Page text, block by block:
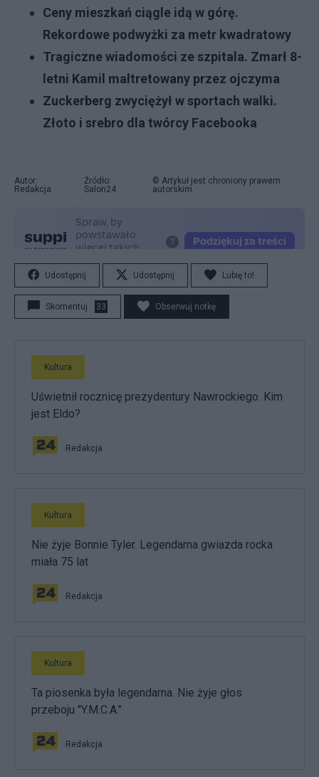
Ceny mieszkań ciągle idą w górę.
Rekordowe podwyżki za metr kwadratowy
Tragiczne wiadomości ze szpitala. Zmarł 8-
letni Kamil maltretowany przez ojczyma
Zuckerberg zwyciężył w sportach walki.
Złoto i srebro dla twórcy Facebooka
Autor:
Redakcja
Źródło:
Salon24
© Artykuł jest chroniony prawem
autorskim.
Udostępnij Udostępnij Lubię to!
Skomentuj 33 Obserwuj notkę
Kultura
Uświetnił rocznicę prezydentury Nawrockiego. Kim
jest Eldo?
Redakcja
Kultura
Nie żyje Bonnie Tyler. Legendarna gwiazda rocka
miała 75 lat
Redakcja
Kultura
Ta piosenka była legendarna. Nie żyje głos
przeboju "Y.M.C.A."
Redakcja